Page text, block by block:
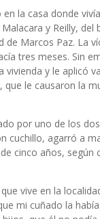
la casa donde
y Reilly, del
de Marcos Paz. La
tres meses. Sin
vivienda y le aplicó
le causaron la
por uno de los
cuchillo, agarró a
cinco años, según
vive en la
mi cuñado la